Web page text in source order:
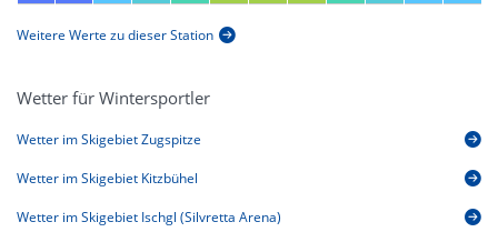
Weitere Werte zu dieser Station
Wetter für Wintersportler
Wetter im Skigebiet Zugspitze
Wetter im Skigebiet Kitzbühel
Wetter im Skigebiet Ischgl (Silvretta Arena)